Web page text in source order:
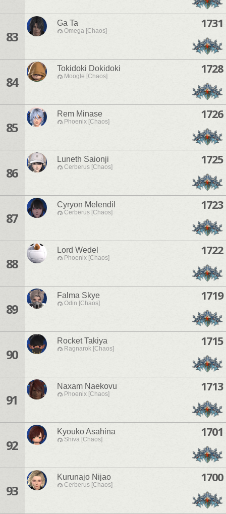
83
Ga Ta
Omega [Chaos]
1731
84
Tokidoki Dokidoki
Moogle [Chaos]
1728
85
Rem Minase
Phoenix [Chaos]
1726
86
Luneth Saionji
Cerberus [Chaos]
1725
87
Cyryon Melendil
Cerberus [Chaos]
1723
88
Lord Wedel
Phoenix [Chaos]
1722
89
Falma Skye
Odin [Chaos]
1719
90
Rocket Takiya
Ragnarok [Chaos]
1715
91
Naxam Naekovu
Phoenix [Chaos]
1713
92
Kyouko Asahina
Shiva [Chaos]
1701
93
Kurunajo Nijao
Cerberus [Chaos]
1700